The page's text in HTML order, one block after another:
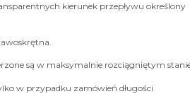
kierunek przepływu określony
są w maksymalnie rozciągniętym
w przypadku zamówień długości